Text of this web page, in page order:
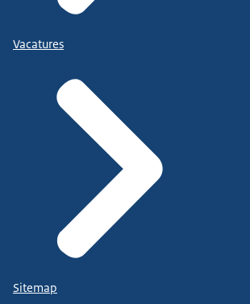
Vacatures
Sitemap